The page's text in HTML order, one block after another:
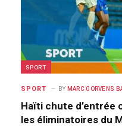
SPORT
SPORT BY MARC GORVENS
Haïti chute d’entrée
les éliminatoires du